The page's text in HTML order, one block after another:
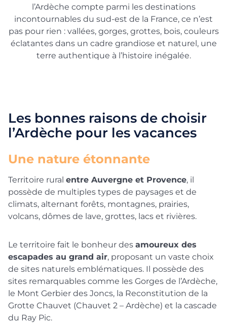
l’Ardèche compte parmi les destinations
incontournables du sud-est de la France, ce n’est
pas pour rien : vallées, gorges, grottes, bois, couleurs
éclatantes dans un cadre grandiose et naturel, une
terre authentique à l’histoire inégalée.
Les bonnes raisons de choisir
l’Ardèche pour les vacances
Une nature étonnante
Territoire rural entre Auvergne et Provence, il
possède de multiples types de paysages et de
climats, alternant forêts, montagnes, prairies,
volcans, dômes de lave, grottes, lacs et rivières.
Le territoire fait le bonheur des amoureux des
escapades au grand air, proposant un vaste choix
de sites naturels emblématiques. Il possède des
sites remarquables comme les Gorges de l’Ardèche,
le Mont Gerbier des Joncs, la Reconstitution de la
Grotte Chauvet (Chauvet 2 – Ardèche) et la cascade
du Ray Pic.